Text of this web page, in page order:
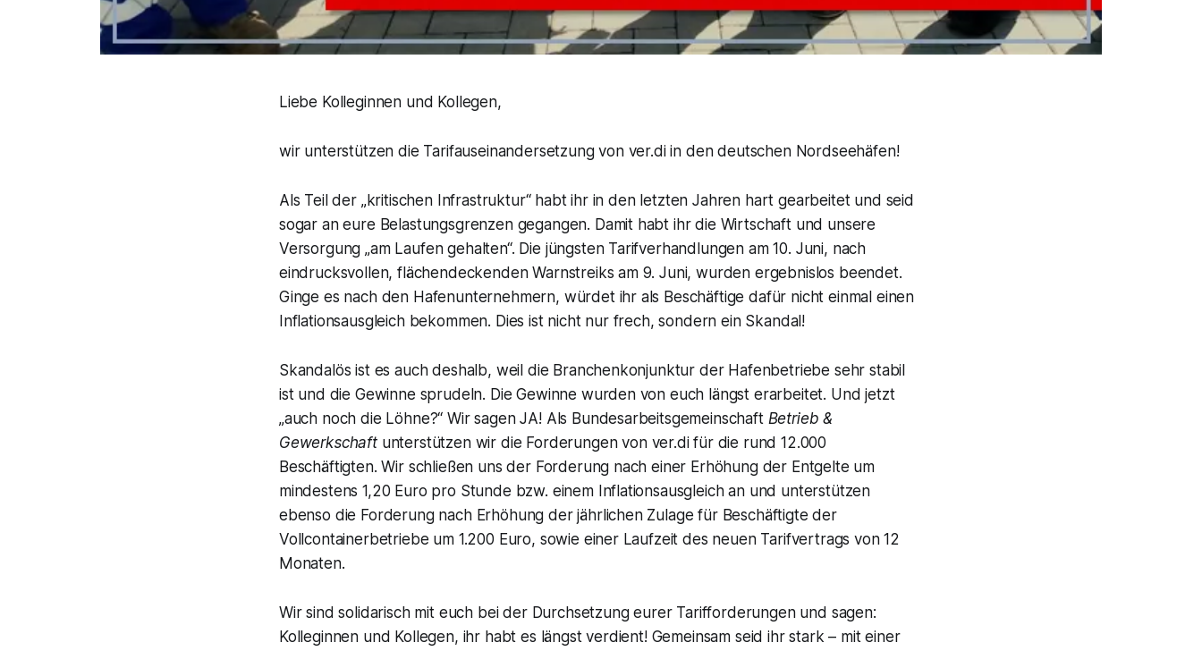
Liebe Kolleginnen und Kollegen,
wir unterstützen die Tarifauseinandersetzung von ver.di in den deutschen Nordseehäfen!
Als Teil der „kritischen Infrastruktur“ habt ihr in den letzten Jahren hart gearbeitet und seid
sogar an eure Belastungsgrenzen gegangen. Damit habt ihr die Wirtschaft und unsere
Versorgung „am Laufen gehalten“. Die jüngsten Tarifverhandlungen am 10. Juni, nach
eindrucksvollen, flächendeckenden Warnstreiks am 9. Juni, wurden ergebnislos beendet.
Ginge es nach den Hafenunternehmern, würdet ihr als Beschäftige dafür nicht einmal einen
Inflationsausgleich bekommen. Dies ist nicht nur frech, sondern ein Skandal!
Skandalös ist es auch deshalb, weil die Branchenkonjunktur der Hafenbetriebe sehr stabil
ist und die Gewinne sprudeln. Die Gewinne wurden von euch längst erarbeitet. Und jetzt
„auch noch die Löhne?“ Wir sagen JA! Als Bundesarbeitsgemeinschaft Betrieb &
Gewerkschaftunterstützen wir die Forderungen von ver.di für die rund 12.000
Beschäftigten. Wir schließen uns der Forderung nach einer Erhöhung der Entgelte um
mindestens 1,20 Euro pro Stunde bzw. einem Inflationsausgleich an und unterstützen
ebenso die Forderung nach Erhöhung der jährlichen Zulage für Beschäftigte der
Vollcontainerbetriebe um 1.200 Euro, sowie einer Laufzeit des neuen Tarifvertrags von 12
Monaten.
Wir sind solidarisch mit euch bei der Durchsetzung eurer Tarifforderungen und sagen:
Kolleginnen und Kollegen, ihr habt es längst verdient! Gemeinsam seid ihr stark – mit einer